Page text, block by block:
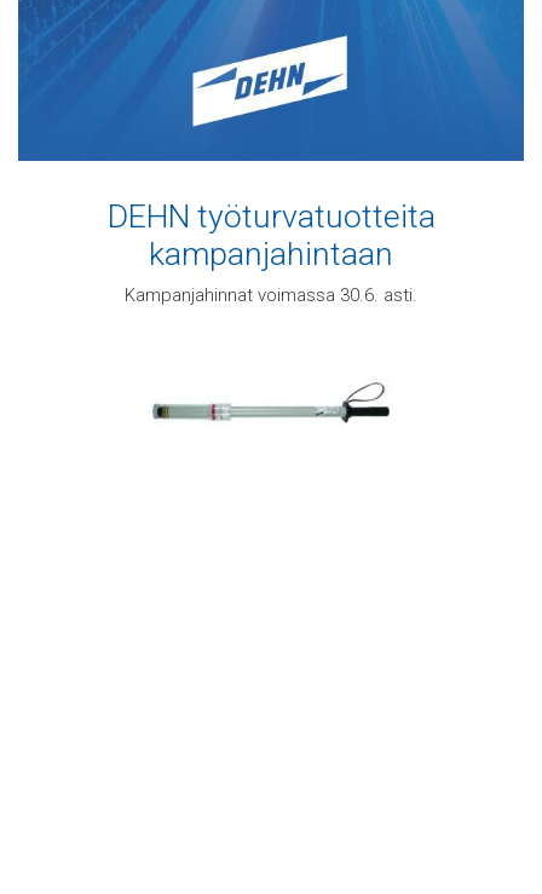
DEHN työturvatuotteita
kampanjahintaan
Kampanjahinnat voimassa 30.6. asti.